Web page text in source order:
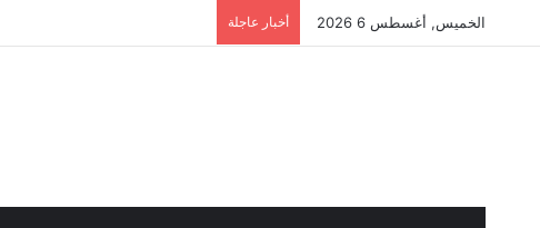
الخميس, أغسطس 6 2026 أخبار عاجلة